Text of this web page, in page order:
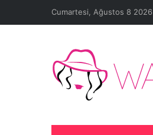
Cumartesi, Ağustos 8 2026